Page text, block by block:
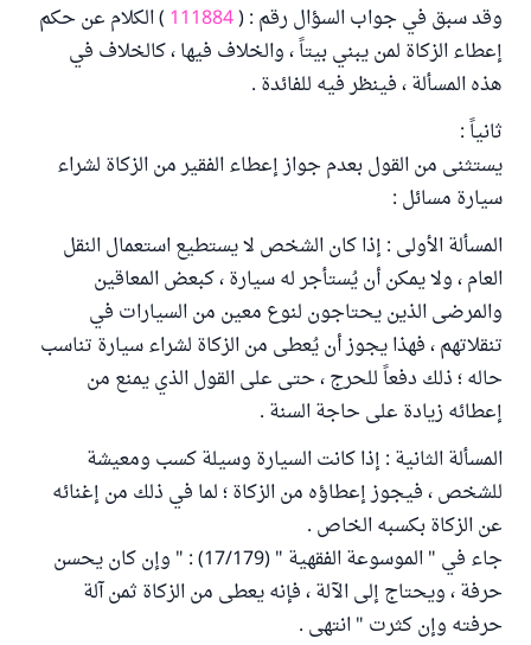
وقد سبق في جواب السؤال رقم : (111884 ) الكلام عن حكم
إعطاء الزكاة لمن يبني بيتاً ، والخلاف فيها ، كالخلاف في
هذه المسألة ، فينظر فيه للفائدة .
ثانياً :
يستثنى من القول بعدم جواز إعطاء الفقير من الزكاة لشراء
سيارة مسائل :
المسألة الأولى : إذا كان الشخص لا يستطيع استعمال النقل
العام ، ولا يمكن أن يُستأجر له سيارة ، كبعض المعاقين
والمرضى الذين يحتاجون لنوع معين من السيارات في
تنقلاتهم ، فهذا يجوز أن يُعطى من الزكاة لشراء سيارة تناسب
حاله ؛ ذلك دفعاً للحرج ، حتى على القول الذي يمنع من
إعطائه زيادة على حاجة السنة .
المسألة الثانية : إذا كانت السيارة وسيلة كسب ومعيشة
للشخص ، فيجوز إعطاؤه من الزكاة ؛ لما في ذلك من إغنائه
عن الزكاة بكسبه الخاص .
جاء في " الموسوعة الفقهية " (17/179) : " وإن كان يحسن
حرفة ، ويحتاج إلى الآلة ، فإنه يعطى من الزكاة ثمن آلة
حرفته وإن كثرت " انتهى .